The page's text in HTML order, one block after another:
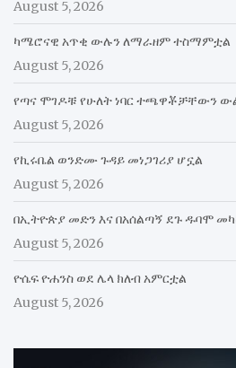
August 5, 2026
ካሜሮናዊ አጥቂ ውሉን ለማራዘም ተስማምቷል
August 5, 2026
የጣና ሞገዶቹ የሁለት ነባር ተጫዋቾቻቸውን
August 5, 2026
የኪሩቤል ወንድሙ ጉዳይ መነጋገሪያ ሆኗል
August 5, 2026
በኢትዮጵያ መድን እና በአሰልጣኝ ደጉ ዱባሞ
August 5, 2026
ዮሴፍ ዮሐንስ ወደ ሌላ ክለብ አምርቷል
August 5, 2026